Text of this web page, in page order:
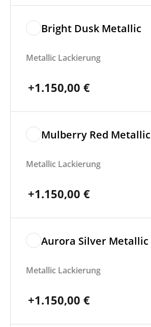
Bright Dusk Metallic
Metallic Lackierung
+1.150,00 €
Mulberry Red Metallic
Metallic Lackierung
+1.150,00 €
Aurora Silver Metallic
Metallic Lackierung
+1.150,00 €